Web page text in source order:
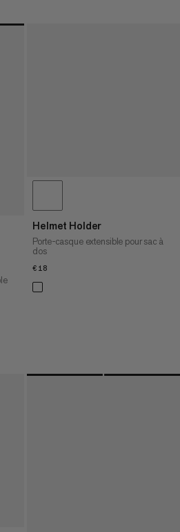
Helmet Holder
Porte-casque extensible pour sac à
dos
€18